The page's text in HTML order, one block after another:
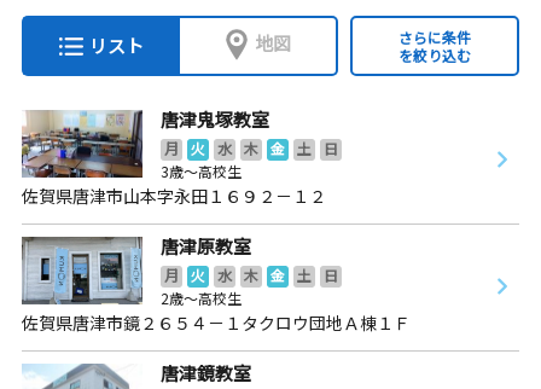
リスト 地図
さらに条件
を絞り込む
唐津鬼塚教室
月 火 水 木 金 土
日
3歳～高校生
佐賀県唐津市山本字永田１６９２－１２
唐津原教室
月 火 水 木 金 土
日
2歳～高校生
佐賀県唐津市鏡２６５４－１タクロウ団地Ａ棟１Ｆ
唐津鏡教室